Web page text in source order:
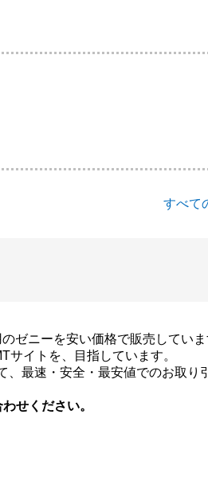
すべて
ゼニーを安い価格で販売していま
イトを、目指しています。
最速・安全・最安値でのお取り
せください。